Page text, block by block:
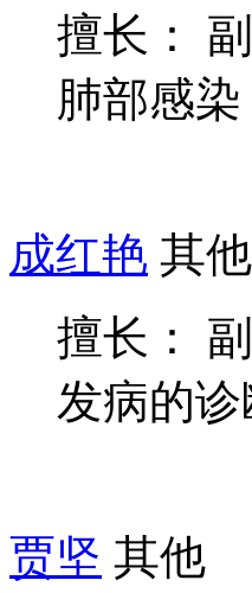
擅长：
肺部感染
成红艳 其他
擅长：
发病的诊